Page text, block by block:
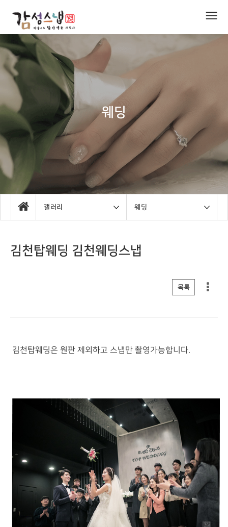
웨딩
갤러리 웨딩
김천탑웨딩 김천웨딩스냅
목록
김천탑웨딩은 원판 제외하고 스냅만 촬영가능합니다.